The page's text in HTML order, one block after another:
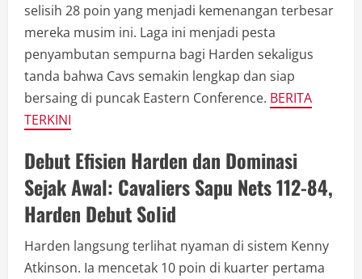
selisih 28 poin yang menjadi kemenangan terbesar
mereka musim ini. Laga ini menjadi pesta
penyambutan sempurna bagi Harden sekaligus
tanda bahwa Cavs semakin lengkap dan siap
bersaing di puncak Eastern Conference. BERITA
TERKINI
Debut Efisien Harden dan Dominasi
Sejak Awal: Cavaliers Sapu Nets 112-84,
Harden Debut Solid
Harden langsung terlihat nyaman di sistem Kenny
Atkinson. Ia mencetak 10 poin di kuarter pertama